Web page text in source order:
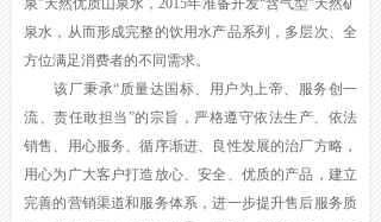
泉”天然优质山泉水，2015年准备开发“含气型”天然矿
泉水，从而形成完整的饮用水产品系列，多层次、全
方位满足消费者的不同需求。
该厂秉承“质量达国标、用户为上帝、服务创一
流、责任敢担当”的宗旨，严格遵守依法生产、依法
销售、用心服务、循序渐进、良性发展的治厂方略，
用心为广大客户打造放心、安全、优质的产品，建立
完善的营销渠道和服务体系，进一步提升售后服务质